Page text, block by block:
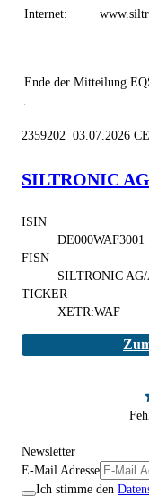
Internet:
Ende der Mitteilung
2359202 03.07.2026
SILTRONIC AG
ISIN
DE000WAF3001
FISN
SILTRONIC
TICKER
XETR:WAF
Newsletter
E-Mail Adresse
Ich stimme den